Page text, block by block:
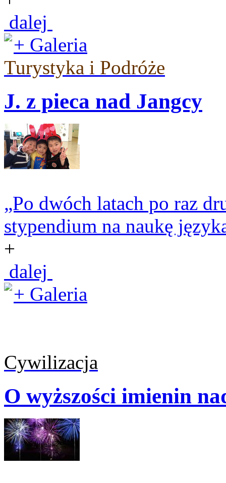
dalej
+ Galeria
Turystyka i Podróże
J. z pieca nad Jangcy
„Po dwóch latach po raz
stypendium na naukę
+
dalej
+ Galeria
Cywilizacja
O wyższości imienin